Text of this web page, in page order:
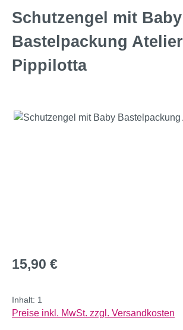
Schutzengel mit Baby
Bastelpackung Atelier
Pippilotta
Bildergalerie überspringen
Regulärer Preis:
15,90 €
Inhalt: 1
Preise inkl. MwSt. zzgl. Versandkosten